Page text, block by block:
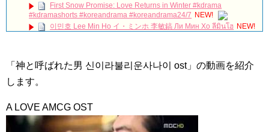
First Snow Promise: Love Returns in Winter #kdrama
#kdramashorts #koreandrama #koreandrama24/7 NEW!
이민호 Lee Min Ho イ・ミンホ 李敏鎬 Ли Мин Хо ลีมินโฮ NEW!
【レコーディング】Foi 新曲「花遊記」の制作裏側に迫る。
【アーティスト密着動画】制作秘話
【10月韓劇】《Nine Room 9號房間 나인룸 Room No. 9 》金喜
善、金英光、金海淑 三人集結版中字預告【DFTV數位未來】
「神と呼ばれた男 신이라불리운사나이 ost」の動画を紹介
します。
A LOVE AMCG OST